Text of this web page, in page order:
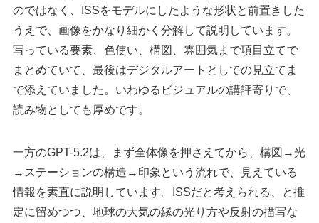
のではなく、ISSをモデルにしたような形状と前置きした
うえで、画像をかなり細かく分解して説明しています。
写っている要素、色使い、構図、雰囲気まで項目立てで
まとめていて、最後はデジタルアートとしての見立てま
で添えていました。いわゆるビジュアルの講評寄りで、
読み物としても厚めです。
一方のGPT-5.2は、まず全体像を押さえてから、構図→光
→ステーションの構造→印象という流れで、見えている
情報を素直に説明しています。ISSだと考えられる、と推
定に留めつつ、地球の大気の縁の光り方や反射の描写な